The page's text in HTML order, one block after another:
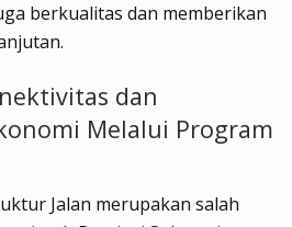
berkualitas dan memberikan
dan
Melalui Program
Jalan merupakan salah